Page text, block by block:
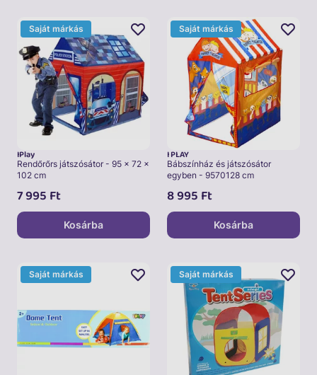
Saját márkás
iPlay
Rendőrőrs játszósátor - 95 x 72 x
102 cm
7 995 Ft
Kosárba
Saját márkás
I PLAY
Bábszínház és játszósátor
egyben - 9570128 cm
8 995 Ft
Kosárba
Saját márkás Saját márkás